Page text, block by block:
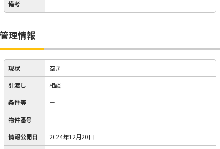
備考 －
管理情報
現状 空き
引渡し 相談
条件等 －
物件番号 －
情報公開日 2024年12月20日